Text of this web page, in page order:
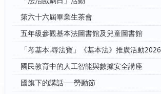
第六十六屆畢業生茶會
五年級參觀基本法圖書館及兒童圖書館
「考基本.尋法寶」《基本法》推廣活動2026
國民教育中的人工智能與數據安全講座
國旗下的講話──勞動節